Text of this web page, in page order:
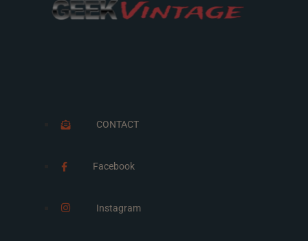
CONTACT
Facebook
Instagram